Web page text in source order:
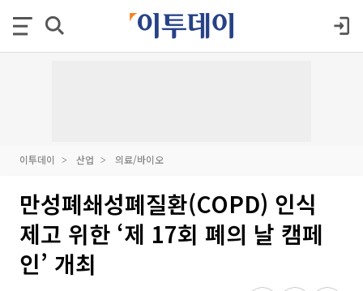
이투데이 산업 의료/바이오
만성폐쇄성폐질환(COPD) 인식
제고 위한 ‘제 17회 폐의 날 캠페
인’ 개최